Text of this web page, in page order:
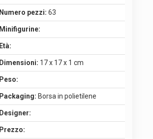
Numero pezzi: 63
Minifigurine:
Età:
Dimensioni: 17 x 17 x 1 cm
Peso:
Packaging: Borsa in polietilene
Designer:
Prezzo: